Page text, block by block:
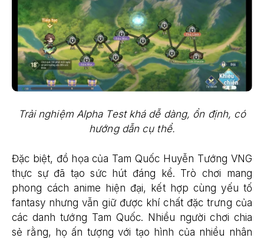
Trải nghiệm Alpha Test khá dễ dàng, ổn định, có
hướng dẫn cụ thể.
Đặc biệt, đồ họa của Tam Quốc Huyễn Tướng VNG
thực sự đã tạo sức hút đáng kể. Trò chơi mang
phong cách anime hiện đại, kết hợp cùng yếu tố
fantasy nhưng vẫn giữ được khí chất đặc trưng của
các danh tướng Tam Quốc. Nhiều người chơi chia
sẻ rằng, họ ấn tượng với tạo hình của nhiều nhân